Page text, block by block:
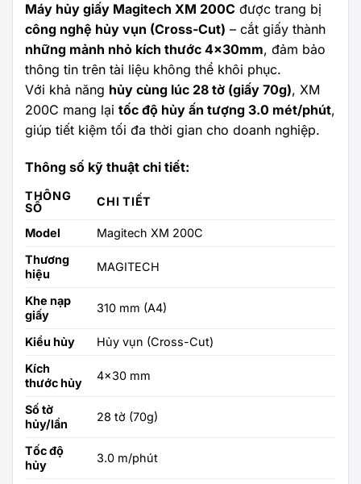
Máy hủy giấy Magitech XM 200C được trang bị
công nghệ hủy vụn (Cross-Cut) – cắt giấy thành
những mảnh nhỏ kích thước 4x30mm, đảm bảo
thông tin trên tài liệu không thể khôi phục.
Với khả năng hủy cùng lúc 28 tờ (giấy 70g), XM
200C mang lại tốc độ hủy ấn tượng 3.0 mét/phút,
giúp tiết kiệm tối đa thời gian cho doanh nghiệp.
Thông số kỹ thuật chi tiết:
THÔNG
SỐ
CHI TIẾT
Model
Magitech XM 200C
Thương
hiệu
MAGITECH
Khe nạp
giấy
310 mm (A4)
Kiểu hủy
Hủy vụn (Cross-Cut)
Kích
thước hủy
4×30 mm
Số tờ
hủy/lần
28 tờ (70g)
Tốc độ
hủy
3.0 m/phút